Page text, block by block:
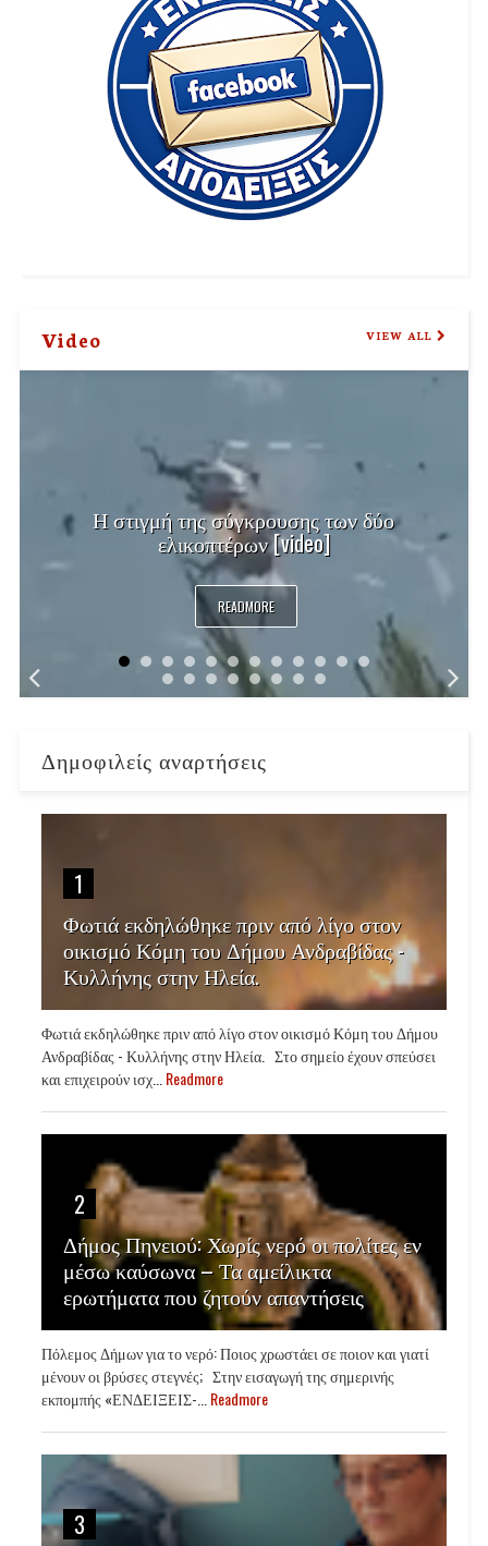
Video VIEW ALL
Η στιγμή της σύγκρουσης των δύο
ελικοπτέρων [video]
READMORE
Δημοφιλείς αναρτήσεις
1
Φωτιά εκδηλώθηκε πριν από λίγο στον
οικισμό Κόμη του Δήμου Ανδραβίδας -
Κυλλήνης στην Ηλεία.
Φωτιά εκδηλώθηκε πριν από λίγο στον οικισμό Κόμη του Δήμου
Ανδραβίδας - Κυλλήνης στην Ηλεία. Στο σημείο έχουν σπεύσει
και επιχειρούν ισχ...Readmore
2
Δήμος Πηνειού: Χωρίς νερό οι πολίτες εν
μέσω καύσωνα – Τα αμείλικτα
ερωτήματα που ζητούν απαντήσεις
Πόλεμος Δήμων για το νερό: Ποιος χρωστάει σε ποιον και γιατί
μένουν οι βρύσες στεγνές; Στην εισαγωγή της σημερινής
εκπομπής «ΕΝΔΕΙΞΕΙΣ-...Readmore
3